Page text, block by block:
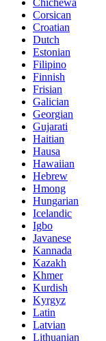
Chichewa
Corsican
Croatian
Dutch
Estonian
Filipino
Finnish
Frisian
Galician
Georgian
Gujarati
Haitian
Hausa
Hawaiian
Hebrew
Hmong
Hungarian
Icelandic
Igbo
Javanese
Kannada
Kazakh
Khmer
Kurdish
Kyrgyz
Latin
Latvian
Lithuanian